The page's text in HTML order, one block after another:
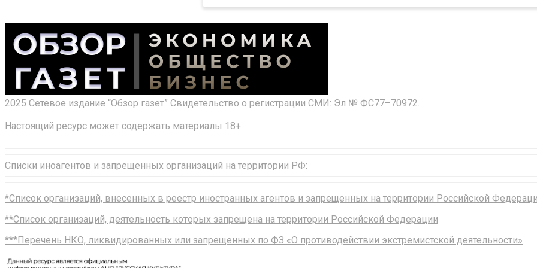
2025 Сетевое издание “Обзор газет” Свидетельство о регистрации СМИ: Эл № ФС77–70972.
Настоящий ресурс может содержать материалы 18+
Списки иноагентов и запрещенных организаций на территории РФ:
*Список организаций, внесенных в реестр иностранных агентов и запрещенных на территории Российской
**Список организаций, деятельность которых запрещена на территории Российской Федерации
***Перечень НКО, ликвидированных или запрещенных по ФЗ «О противодействии экстремистской деятельности»